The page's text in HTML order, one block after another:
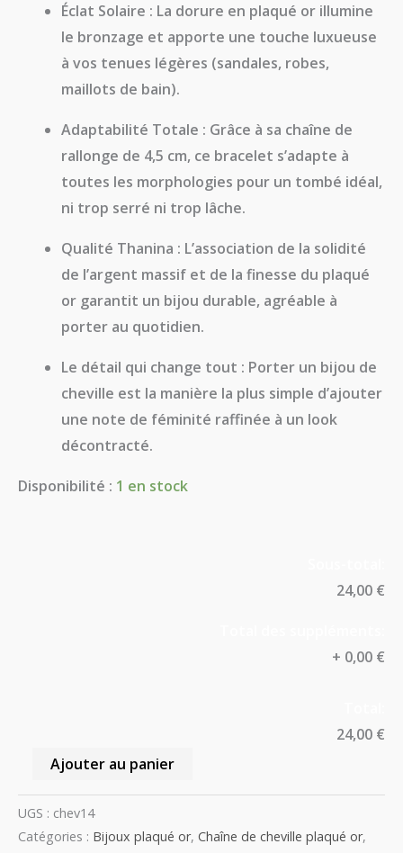
Éclat Solaire : La dorure en plaqué or illumine
le bronzage et apporte une touche luxueuse
à vos tenues légères (sandales, robes,
maillots de bain).
Adaptabilité Totale : Grâce à sa chaîne de
rallonge de 4,5 cm, ce bracelet s’adapte à
toutes les morphologies pour un tombé idéal,
ni trop serré ni trop lâche.
Qualité Thanina : L’association de la solidité
de l’argent massif et de la finesse du plaqué
or garantit un bijou durable, agréable à
porter au quotidien.
Le détail qui change tout : Porter un bijou de
cheville est la manière la plus simple d’ajouter
une note de féminité raffinée à un look
décontracté.
Disponibilité : 1 en stock
24,00 €
+ 0,00 €
24,00 €
Ajouter au panier
UGS : chev14
Catégories : Bijoux plaqué or, Chaîne de cheville plaqué or,